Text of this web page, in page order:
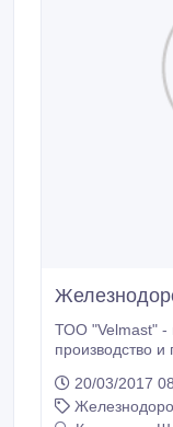
ТОО "Velmast" -
производство
для измерений
20/03/2017